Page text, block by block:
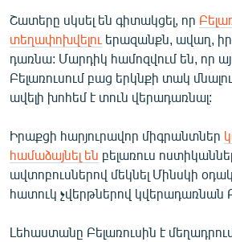
Շատերը սկսել են գիտակցել, որ
տեղափոխվելու երազանքն, ավաղ,
դառնա: Մարդիկ համոզվում են, որ
Բելառուսում բաց երկնքի տակ
ավելի խոհեմ է տուն վերադառնալ:
Իրաքցի հարյուրավոր միգրանտներ
համաձայնել են բելառուս
ավտոբուսներով մեկնել Մինսկի
հատուկ չվերթներով կվերադառնան
Լեհաստանը Բելառուսին է